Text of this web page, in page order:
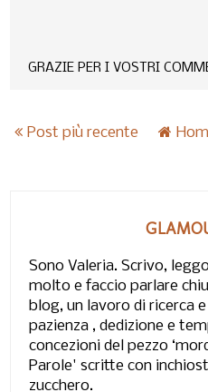
GRAZIE PER I VOSTRI
Post più recente
Sono Valeria. Scrivo,
molto e faccio parlare
blog, un lavoro di ricerca
pazienza , dedizione e
concezioni del pezzo
Parole' scritte con
zucchero.